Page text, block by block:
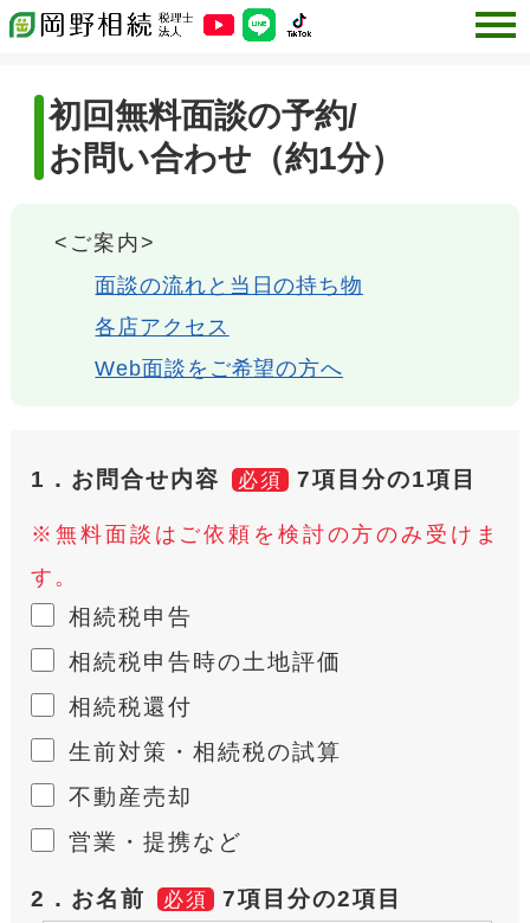
初回無料面談の予約/
お問い合わせ（約1分）
<ご案内>
面談の流れと当日の持ち物
各店アクセス
Web面談をご希望の方へ
1．お問合せ内容 必須 7項目分の1項目
※無料面談はご依頼を検討の方のみ受けま
す。
相続税申告
相続税申告時の土地評価
相続税還付
生前対策・相続税の試算
不動産売却
営業・提携など
2．お名前 必須 7項目分の2項目